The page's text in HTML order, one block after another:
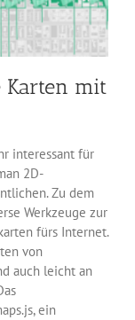
Karten mit
interessant für
2D-
Zu dem
Werkzeuge zur
fürs Internet.
von
auch leicht an
ein